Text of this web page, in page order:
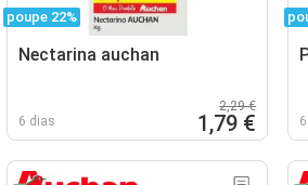
poupe 22%
Nectarina auchan
6 dias
2,29 €
1,79 €